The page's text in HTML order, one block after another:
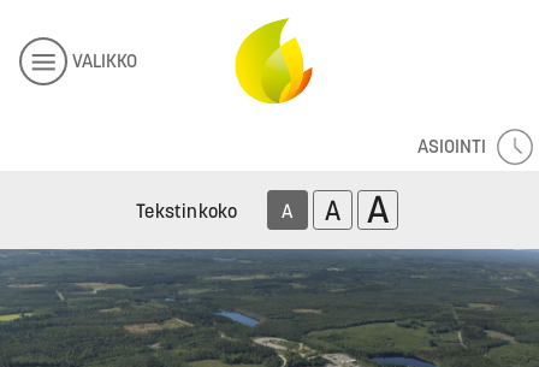
VALIKKO
ASIOINTI
Tekstinkoko A A A